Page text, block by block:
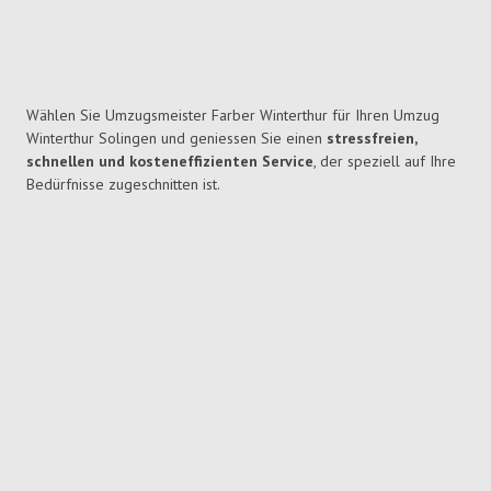
Wählen Sie Umzugsmeister Farber Winterthur für Ihren Umzug
Winterthur Solingen und geniessen Sie einen stressfreien,
schnellen und kosteneffizienten Service, der speziell auf Ihre
Bedürfnisse zugeschnitten ist.